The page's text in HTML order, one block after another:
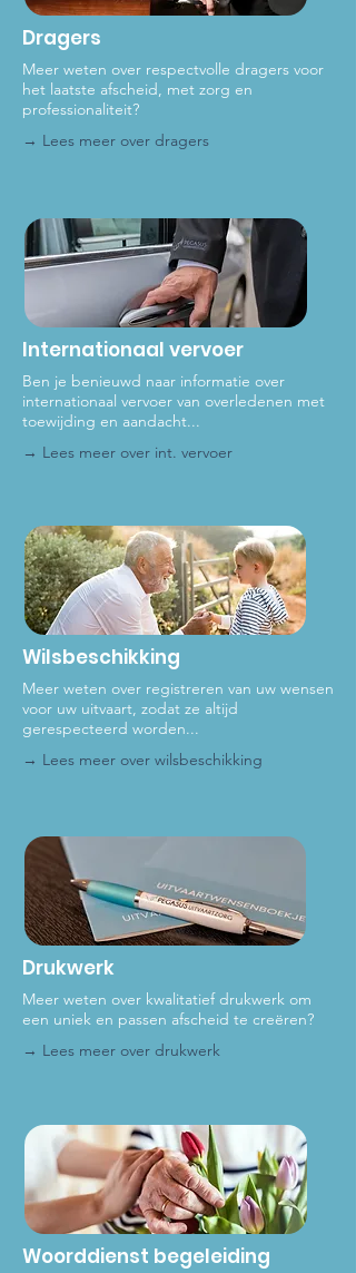
Dragers
Meer weten over respectvolle dragers voor
het laatste afscheid, met zorg en
professionaliteit?
→ Lees meer over dragers
Internationaal vervoer
Ben je benieuwd naar informatie over
internationaal vervoer van overledenen met
toewijding en aandacht...
→ Lees meer over int. vervoer
Wilsbeschikking
Meer weten over registreren van uw wensen
voor uw uitvaart, zodat ze altijd
gerespecteerd worden...
→ Lees meer over wilsbeschikking
Drukwerk
Meer weten over kwalitatief drukwerk om
een uniek en passen afscheid te creëren?
→ Lees meer over drukwerk
Woorddienst begeleiding